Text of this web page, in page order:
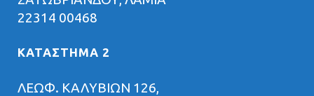
22314 00468
ΚΑΤΑΣΤΗΜΑ 2
ΛΕΩΦ. ΚΑΛΥΒΙΩΝ 126,